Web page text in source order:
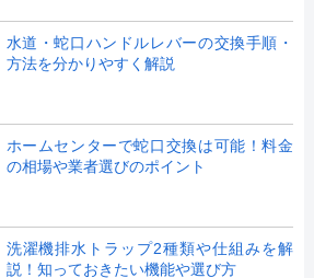
水道・蛇口ハンドルレバーの交換手順・
方法を分かりやすく解説
ホームセンターで蛇口交換は可能！料金
の相場や業者選びのポイント
洗濯機排水トラップ2種類や仕組みを解
説！知っておきたい機能や選び方